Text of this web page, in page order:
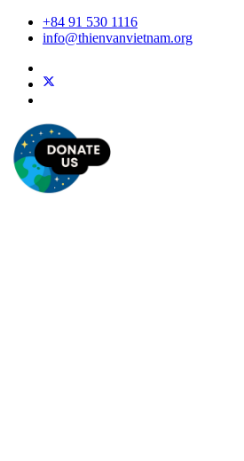
+84 91 530 1116
info@thienvanvietnam.org